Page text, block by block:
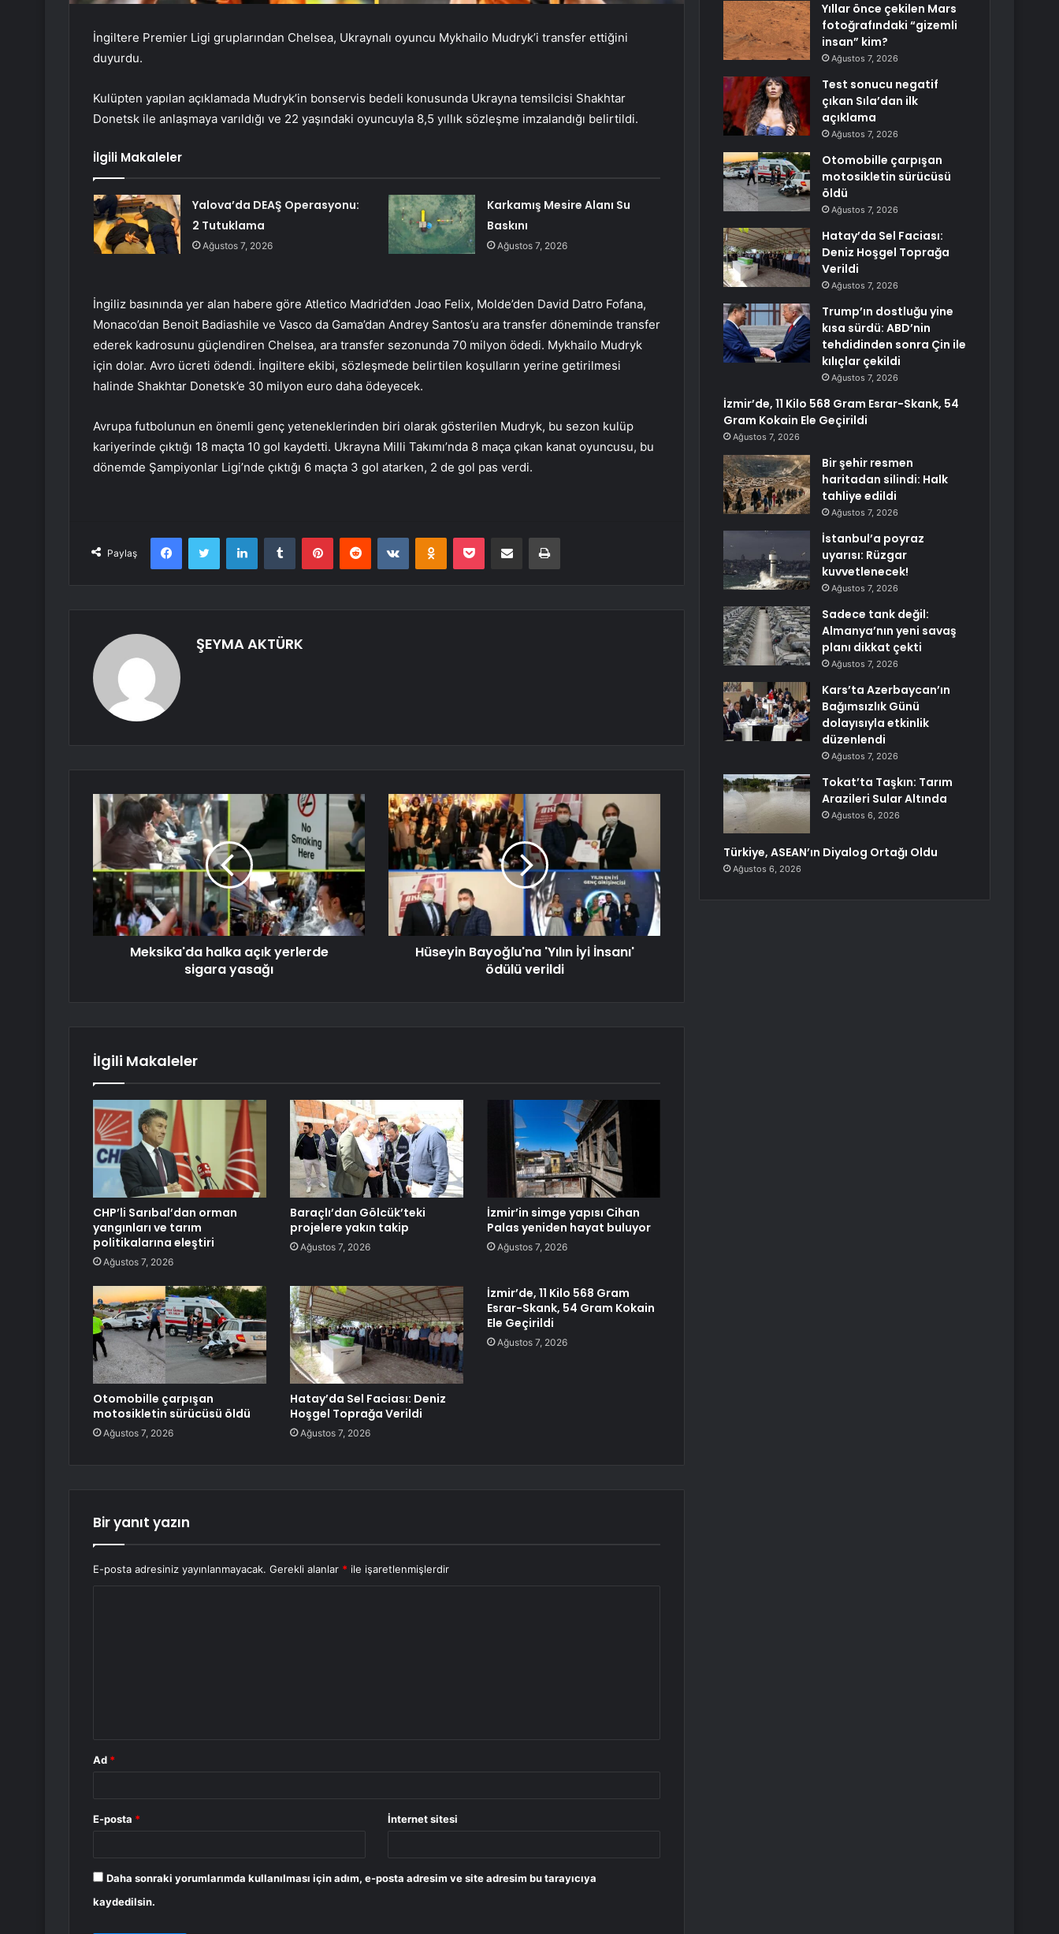
İngiltere Premier Ligi gruplarından Chelsea, Ukraynalı oyuncu Mykhailo Mudryk’i transfer ettiğini
duyurdu.
Kulüpten yapılan açıklamada Mudryk’in bonservis bedeli konusunda Ukrayna temsilcisi Shakhtar
Donetsk ile anlaşmaya varıldığı ve 22 yaşındaki oyuncuyla 8,5 yıllık sözleşme imzalandığı belirtildi.
İlgili Makaleler
Yalova’da DEAŞ Operasyonu:
2 Tutuklama
Ağustos 7, 2026
Karkamış Mesire Alanı Su
Baskını
Ağustos 7, 2026
İngiliz basınında yer alan habere göre Atletico Madrid’den Joao Felix, Molde’den David Datro Fofana,
Monaco’dan Benoit Badiashile ve Vasco da Gama’dan Andrey Santos’u ara transfer döneminde transfer
ederek kadrosunu güçlendiren Chelsea, ara transfer sezonunda 70 milyon ödedi. Mykhailo Mudryk
için dolar. Avro ücreti ödendi. İngiltere ekibi, sözleşmede belirtilen koşulların yerine getirilmesi
halinde Shakhtar Donetsk’e 30 milyon euro daha ödeyecek.
Avrupa futbolunun en önemli genç yeteneklerinden biri olarak gösterilen Mudryk, bu sezon kulüp
kariyerinde çıktığı 18 maçta 10 gol kaydetti. Ukrayna Milli Takımı’nda 8 maça çıkan kanat oyuncusu, bu
dönemde Şampiyonlar Ligi’nde çıktığı 6 maçta 3 gol atarken, 2 de gol pas verdi.
Paylaş
FacebookTwitter LinkedInTumblr PinterestReddit VKontakteOdnoklassniki
Pocket E-Posta ile paylaş Yazdır
ŞEYMA AKTÜRK
Meksika'da halka açık yerlerde
sigara yasağı
Hüseyin Bayoğlu'na 'Yılın İyi İnsanı'
ödülü verildi
İlgili Makaleler
CHP’li Sarıbal’dan orman
yangınları ve tarım
politikalarına eleştiri
Ağustos 7, 2026
Baraçlı’dan Gölcük’teki
projelere yakın takip
Ağustos 7, 2026
İzmir’in simge yapısı Cihan
Palas yeniden hayat buluyor
Ağustos 7, 2026
Otomobille çarpışan
motosikletin sürücüsü öldü
Ağustos 7, 2026
Hatay’da Sel Faciası: Deniz
Hoşgel Toprağa Verildi
Ağustos 7, 2026
İzmir’de, 11 Kilo 568 Gram
Esrar-Skank, 54 Gram Kokain
Ele Geçirildi
Ağustos 7, 2026
Bir yanıt yazın
E-posta adresiniz yayınlanmayacak. Gerekli alanlar * ile işaretlenmişlerdir
Ad *
E-posta * İnternet sitesi
Daha sonraki yorumlarımda kullanılması için adım, e-posta adresim ve site adresim bu tarayıcıya
kaydedilsin.
Yıllar önce çekilen Mars
fotoğrafındaki “gizemli
insan” kim?
Ağustos 7, 2026
Test sonucu negatif
çıkan Sıla’dan ilk
açıklama
Ağustos 7, 2026
Otomobille çarpışan
motosikletin sürücüsü
öldü
Ağustos 7, 2026
Hatay’da Sel Faciası:
Deniz Hoşgel Toprağa
Verildi
Ağustos 7, 2026
Trump’ın dostluğu yine
kısa sürdü: ABD’nin
tehdidinden sonra Çin ile
kılıçlar çekildi
Ağustos 7, 2026
İzmir’de, 11 Kilo 568 Gram Esrar-Skank, 54
Gram Kokain Ele Geçirildi
Ağustos 7, 2026
Bir şehir resmen
haritadan silindi: Halk
tahliye edildi
Ağustos 7, 2026
İstanbul’a poyraz
uyarısı: Rüzgar
kuvvetlenecek!
Ağustos 7, 2026
Sadece tank değil:
Almanya’nın yeni savaş
planı dikkat çekti
Ağustos 7, 2026
Kars’ta Azerbaycan’ın
Bağımsızlık Günü
dolayısıyla etkinlik
düzenlendi
Ağustos 7, 2026
Tokat’ta Taşkın: Tarım
Arazileri Sular Altında
Ağustos 6, 2026
Türkiye, ASEAN’ın Diyalog Ortağı Oldu
Ağustos 6, 2026